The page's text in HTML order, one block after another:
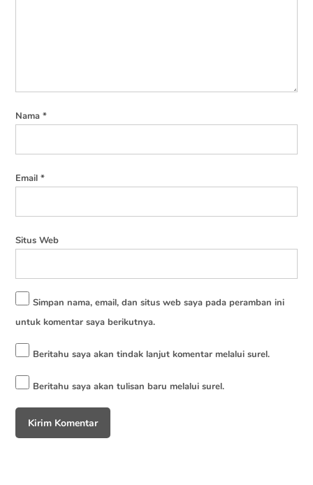
Nama*
Email*
Situs Web
Simpan nama, email, dan situs web saya pada peramban ini
untuk komentar saya berikutnya.
Beritahu saya akan tindak lanjut komentar melalui surel.
Beritahu saya akan tulisan baru melalui surel.